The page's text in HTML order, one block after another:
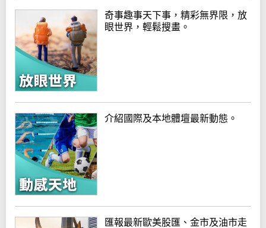
奇事趣事天下事，精彩無界限，放
眼世界，輕鬆搜畫。
介紹國際及本地體壇最新動態。
匯報最新歐美股匯、金市及油市走